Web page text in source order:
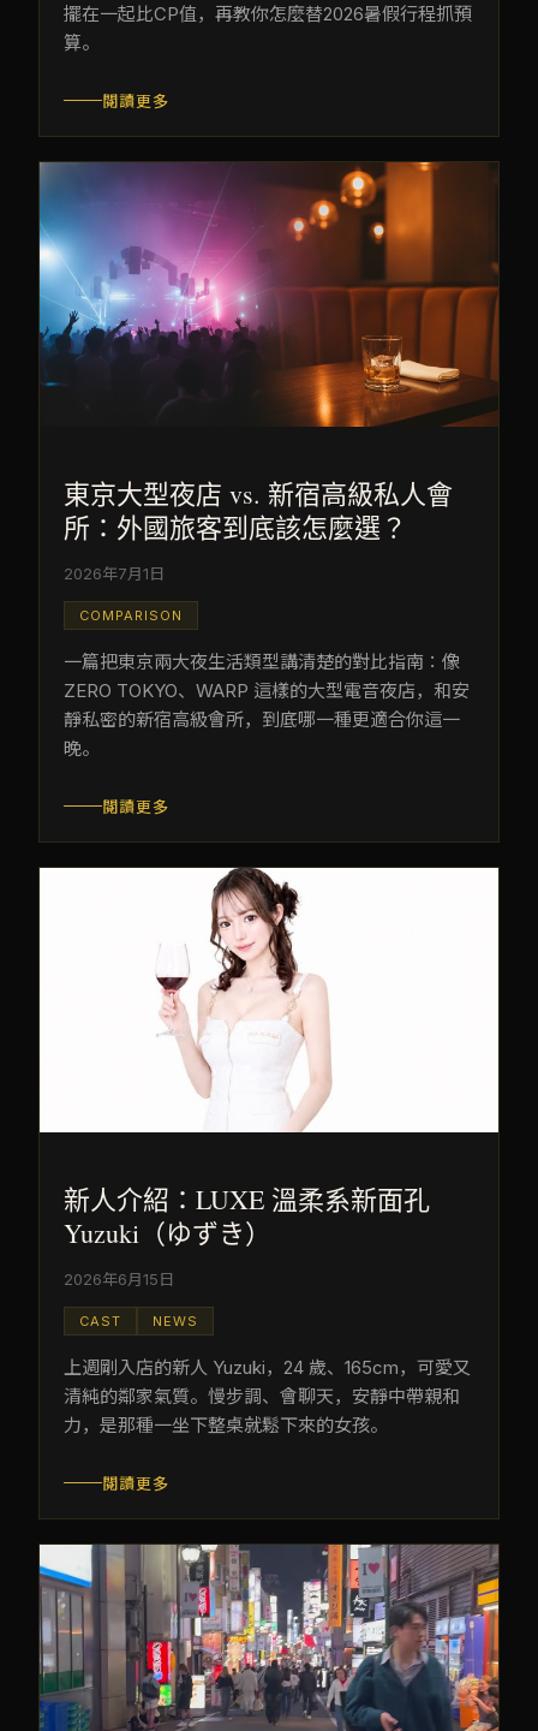
擺在一起比CP值，再教你怎麼替2026暑假行程抓預
算。
閱讀更多
東京大型夜店 vs. 新宿高級私人會
所：外國旅客到底該怎麼選？
2026年7月1日
COMPARISON
一篇把東京兩大夜生活類型講清楚的對比指南：像
ZERO TOKYO、WARP 這樣的大型電音夜店，和安
靜私密的新宿高級會所，到底哪一種更適合你這一
晚。
閱讀更多
新人介紹：LUXE 溫柔系新面孔
Yuzuki（ゆずき）
2026年6月15日
CAST NEWS
上週剛入店的新人 Yuzuki，24 歲、165cm，可愛又
清純的鄰家氣質。慢步調、會聊天，安靜中帶親和
力，是那種一坐下整桌就鬆下來的女孩。
閱讀更多